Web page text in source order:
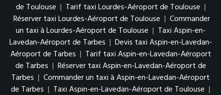
de Toulouse | Tarif taxi Lourdes-Aéroport de Toulouse |
Réserver taxi Lourdes-Aéroport de Toulouse | Commander
un taxi à Lourdes-Aéroport de Toulouse | Taxi Aspin-en-
Lavedan-Aéroport de Tarbes | Devis taxi Aspin-en-Lavedan-
Aéroport de Tarbes | Tarif taxi Aspin-en-Lavedan-Aéroport
de Tarbes | Réserver taxi Aspin-en-Lavedan-Aéroport de
Tarbes | Commander un taxi à Aspin-en-Lavedan-Aéroport
de Tarbes | Taxi Aspin-en-Lavedan-Aéroport de Toulouse |